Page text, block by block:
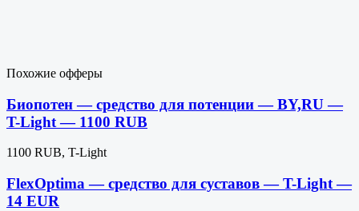
Похожие офферы
Биопотен — средство для потенции — BY,RU —
T-Light — 1100 RUB
1100 RUB, T-Light
FlexOptima — средство для суставов — T-Light —
14 EUR